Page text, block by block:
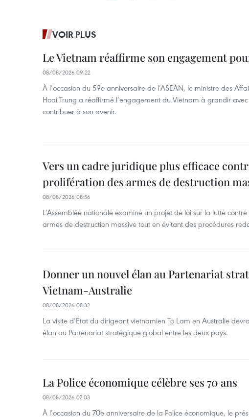
VOIR PLUS
Le Vietnam réaffirme son engagement
08/08/2026 09:22
À l’occasion du 59e anniversaire de l’ASEAN, le ministre des
Hoai Trung a réaffirmé l’engagement du Vietnam à grandir avec
contribuer à son avenir.
Vers un cadre juridique plus efficace
prolifération des armes de destruction
08/08/2026 08:56
L’Assemblée nationale examine un projet de loi sur la lutte
armes de destruction massive tout en évitant des procédures
Donner un nouvel élan au Partenariat
Vietnam-Australie
08/08/2026 08:32
La visite d’État du dirigeant vietnamien To Lam en Australie
élan au Partenariat stratégique global entre les deux pays.
La Police économique célèbre ses 70 ans
08/08/2026 07:03
À l’occasion du 70e anniversaire de la Police économique, le